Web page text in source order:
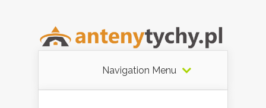
Navigation Menu